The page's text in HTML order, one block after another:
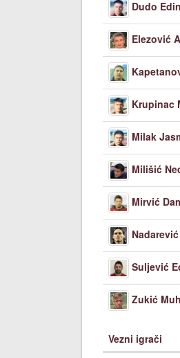
Dudo Edin
Elezović
Krupinac
Milak
Milišić
Mirvić
Suljević
Zukić
Vezni igrači